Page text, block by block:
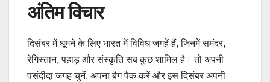
अंतिम विचार
दिसंबर में घूमने के लिए भारत में विविध जगहें हैं, जिनमें समंदर,
रेगिस्तान, पहाड़ और संस्कृति सब कुछ शामिल है। तो अपनी
पसंदीदा जगह चुनें, अपना बैग पैक करें और इस दिसंबर अपनी